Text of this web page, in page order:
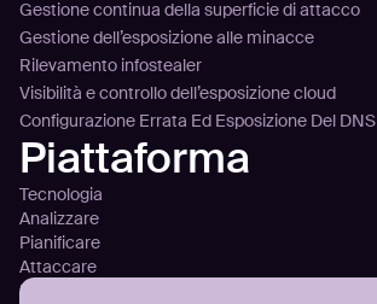
Gestione continua della superficie di attacco
Gestione dell’esposizione alle minacce
Rilevamento infostealer
Visibilità e controllo dell’esposizione cloud
Configurazione Errata Ed Esposizione Del DNS
Piattaforma
Tecnologia
Analizzare
Pianificare
Attaccare
Panoramica della piattaforma